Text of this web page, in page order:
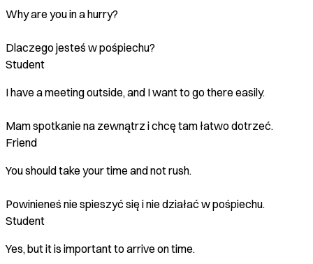
Why are you in a hurry?
Dlaczego jesteś w pośpiechu?
Student
I have a meeting outside, and I want to go there easily.
Mam spotkanie na zewnątrz i chcę tam łatwo dotrzeć.
Friend
You should take your time and not rush.
Powinieneś nie spieszyć się i nie działać w pośpiechu.
Student
Yes, but it is important to arrive on time.